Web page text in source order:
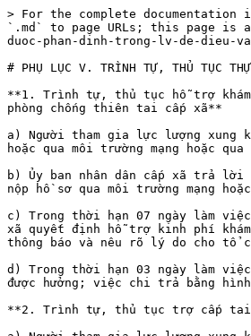
> For the complete
`.md` to page URLs; this page is
duoc-phan-dinh-trong-lv-de-dieu-
# PHỤ LỤC V. TRÌNH TỰ, THỦ TỤC
**1. Trình tự, thủ tục hỗ trợ khám
phòng chống thiên tai cấp xã**
a) Người tham gia lực lượng xung
hoặc qua môi trường mạng hoặc
b) Ủy ban nhân dân cấp xã trả
nộp hồ sơ qua môi trường mạng
c) Trong thời hạn 07 ngày làm
xã quyết định hỗ trợ kinh phí
thông báo và nêu rõ lý do cho tổ
d) Trong thời hạn 03 ngày làm
được hưởng; việc chi trả bằng
**2. Trình tự, thủ tục trợ cấp tai